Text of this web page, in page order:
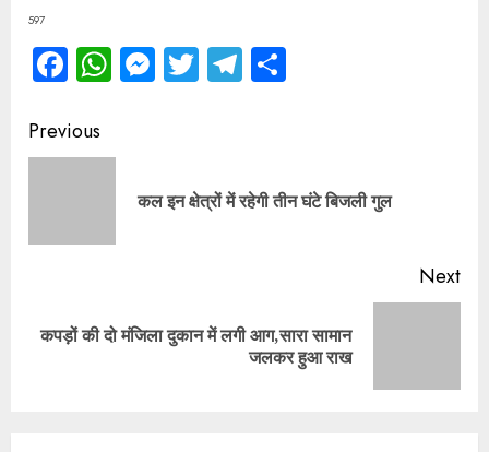
597
Facebook
WhatsApp
Messenger
TwitterTelegram
Continue
Reading
Previous
कल इन क्षेत्रों में रहेगी तीन घंटे बिजली गुल
Next
Next
कपड़ों की दो मंजिला दुकान में लगी आग,सारा सामान
जलकर हुआ राख